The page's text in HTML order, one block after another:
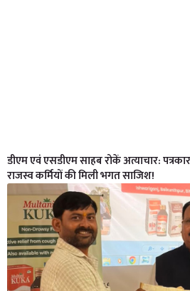
डीएम एवं एसडीएम साहब रोकें अत्याचार:
राजस्व कर्मियों की मिली भगत साजिश!